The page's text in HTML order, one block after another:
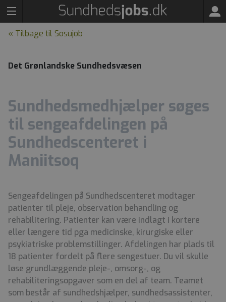
« Tilbage til Sosujob
Det Grønlandske Sundhedsvæsen
Sundhedsmedhjælper søges
til sengeafdelingen på
Sundhedscenteret i
Maniitsoq
Sengeafdelingen på Sundhedscenteret modtager
patienter til pleje, observation behandling og
rehabilitering. Patienter kan være indlagt i kortere
eller længere tid pga medicinske, kirurgiske eller
psykiatriske problemstillinger. Afdelingen har plads til
18 patienter fordelt på flere sengestuer. Du vil skulle
løse grundlæggende pleje-, omsorg-, og
rehabiliteringsopgaver som en del af team. Teamet
som består af sundhedshjælper, sundhedsassistenter,